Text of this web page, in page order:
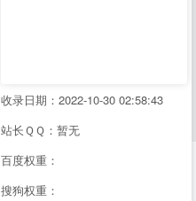
收录日期：2022-10-30 02:58:43
站长ＱＱ：暂无
百度权重：
搜狗权重：